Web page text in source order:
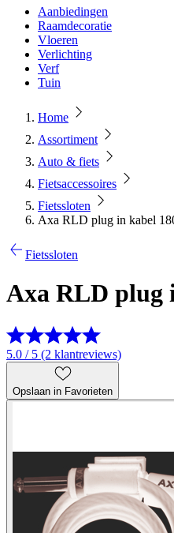
Aanbiedingen
Raamdecoratie
Vloeren
Verlichting
Verf
Tuin
Home
Assortiment
Auto & fiets
Fietsaccessoires
Fietssloten
Axa RLD plug in kabel
Fietssloten
Axa RLD plug
5.0 / 5 (2 klantreviews)
Opslaan in Favorieten